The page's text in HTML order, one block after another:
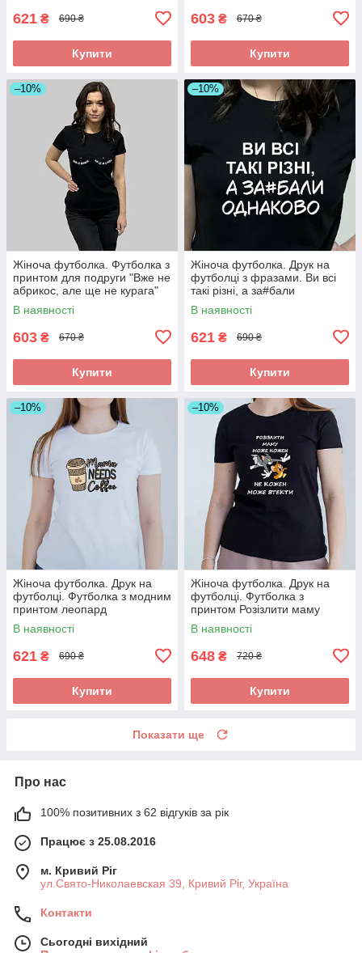
621 ₴ 690 ₴
Купити
603 ₴ 670 ₴
Купити
–10%
Жіноча футболка. Футболка з
принтом для подруги "Вже не
абрикос, але ще не курага"
В наявності
603 ₴ 670 ₴
Купити
–10%
Жіноча футболка. Друк на
футболці з фразами. Ви всі
такі різні, а за#бали
однаково.
В наявності
621 ₴ 690 ₴
Купити
–10%
Жіноча футболка. Друк на
футболці. Футболка з модним
принтом леопард
В наявності
621 ₴ 690 ₴
Купити
–10%
Жіноча футболка. Друк на
футболці. Футболка з
принтом Розізлити маму
може кожен
В наявності
648 ₴ 720 ₴
Купити
Показати ще
Про нас
100% позитивних з 62 відгуків за рік
Працює з 25.08.2016
м. Кривий Ріг
ул.Свято-Николаевская 39, Кривий Ріг, Україна
Контакти
Сьогодні вихідний